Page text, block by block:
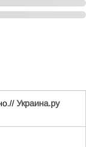
Украина.ру